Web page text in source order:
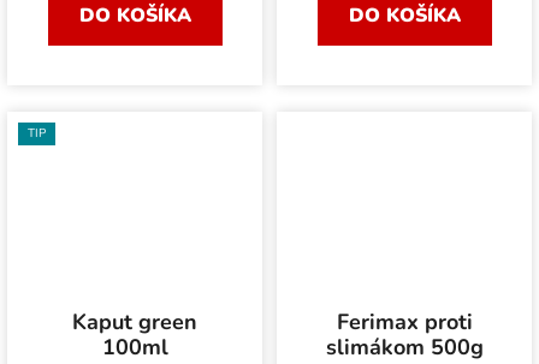
DO KOŠÍKA DO KOŠÍKA
TIP
Kaput green
100ml
Ferimax proti
slimákom 500g